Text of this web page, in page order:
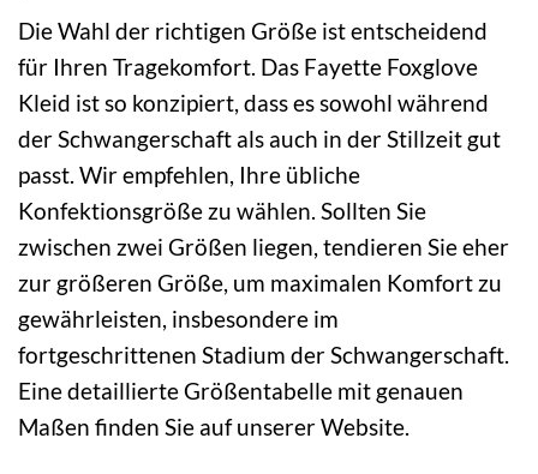
Die Wahl der richtigen Größe ist entscheidend
für Ihren Tragekomfort. Das Fayette Foxglove
Kleid ist so konzipiert, dass es sowohl während
der Schwangerschaft als auch in der Stillzeit gut
passt. Wir empfehlen, Ihre übliche
Konfektionsgröße zu wählen. Sollten Sie
zwischen zwei Größen liegen, tendieren Sie eher
zur größeren Größe, um maximalen Komfort zu
gewährleisten, insbesondere im
fortgeschrittenen Stadium der Schwangerschaft.
Eine detaillierte Größentabelle mit genauen
Maßen finden Sie auf unserer Website.